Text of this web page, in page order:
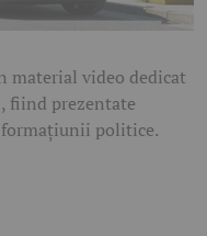
video dedicat
fiind prezentate
politice.